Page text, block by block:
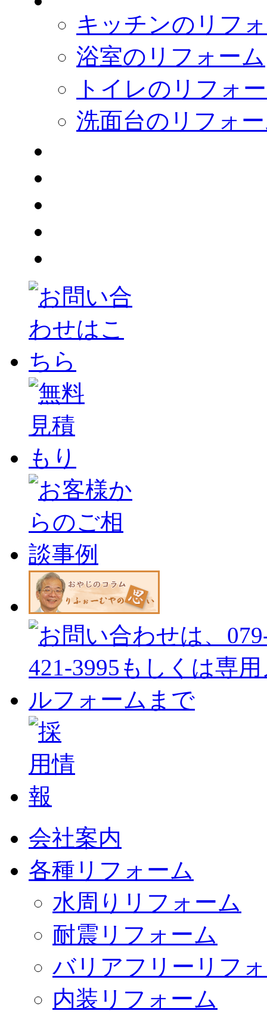
キッチンのリフ
浴室のリフォーム
トイレのリフォ
洗面台のリフォ
会社案内
各種リフォーム
水周りリフォーム
耐震リフォーム
バリアフリーリフ
内装リフォーム